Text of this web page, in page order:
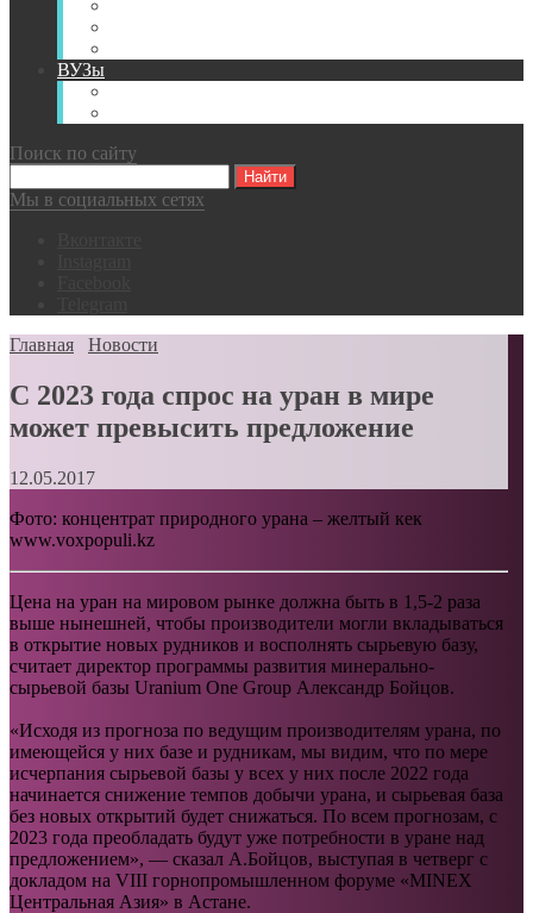
ВУЗы
Поиск по сайту
Мы в социальных сетях
Главная
Новости
С 2023 года спрос на уран в мире
может превысить предложение
12.05.2017
Фото: концентрат природного урана – желтый кек
www.voxpopuli.kz
Цена на уран на мировом рынке должна быть в 1,5-2 раза
выше нынешней, чтобы производители могли вкладываться
в открытие новых рудников и восполнять сырьевую базу,
считает директор программы развития минерально-
сырьевой базы Uranium One Group Александр Бойцов.
«Исходя из прогноза по ведущим производителям урана, по
имеющейся у них базе и рудникам, мы видим, что по мере
исчерпания сырьевой базы у всех у них после 2022 года
начинается снижение темпов добычи урана, и сырьевая база
без новых открытий будет снижаться. По всем прогнозам, с
2023 года преобладать будут уже потребности в уране над
предложением», — сказал А.Бойцов, выступая в четверг с
докладом на VIII горнопромышленном форуме «MINEX
Центральная Азия» в Астане.